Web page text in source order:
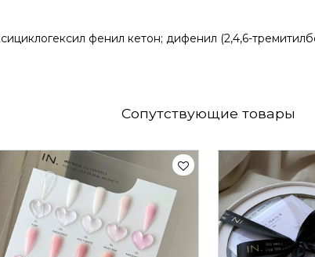
фенил кетон; дифенил (2,4,6-
Сопутствующие товары